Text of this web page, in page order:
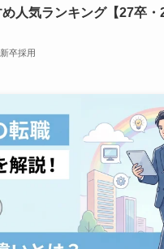
人気ランキング【27卒・
卒採用